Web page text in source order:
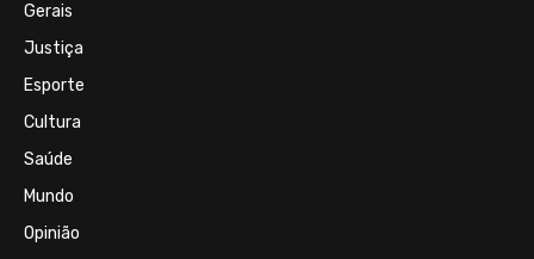
Gerais
Justiça
Esporte
Cultura
Saúde
Mundo
Opinião